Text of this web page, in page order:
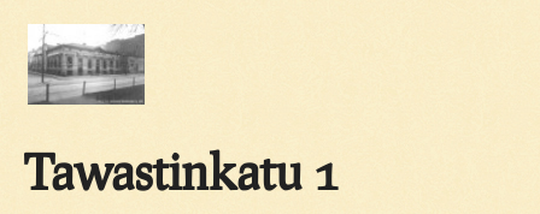
Tawastinkatu 1